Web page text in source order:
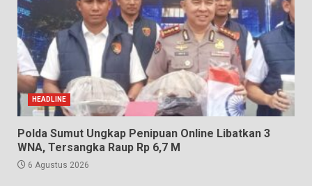
HEADLINE
Polda Sumut Ungkap Penipuan Online Libatkan 3
WNA, Tersangka Raup Rp 6,7 M
6 Agustus 2026